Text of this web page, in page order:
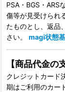
PSA・BGS・ARS
傷等が見受けられ
たものとし、返品
さい。 magi状態
【商品代金の
クレジットカード
期はご利用のカー